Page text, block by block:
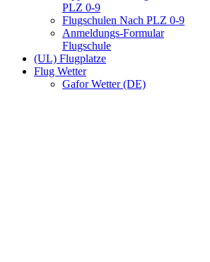
PLZ 0-9
Flugschulen Nach PLZ 0-9
Anmeldungs-Formular
Flugschule
(UL) Flugplatze
Flug Wetter
Gafor Wetter (DE)